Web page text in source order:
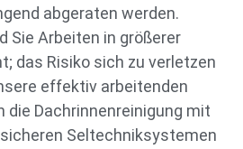
abgeraten werden.
Sie Arbeiten in größerer
das Risiko sich zu verletzen
effektiv arbeitenden
die Dachrinnenreinigung mit
Seltechniksystemen